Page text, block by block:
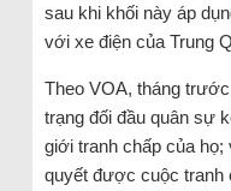
sau khi khối này áp
với xe điện của Trung
Theo VOA, tháng
trạng đối đầu quân sự
giới tranh chấp của
quyết được cuộc tranh